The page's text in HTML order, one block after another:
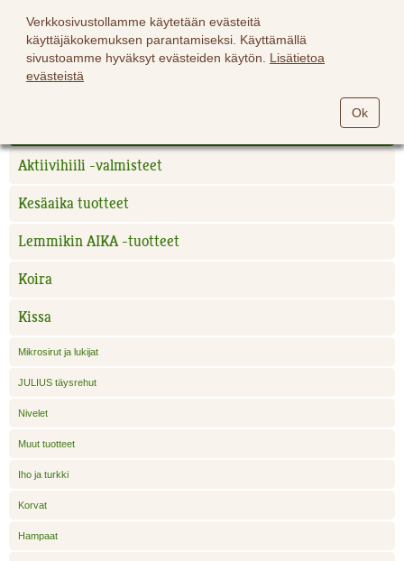
Verkkosivustollamme käytetään evästeitä
käyttäjäkokemuksen parantamiseksi. Käyttämällä
sivustoamme hyväksyt evästeiden käytön. Lisätietoa
evästeistä
Ok
Aktiivihiili -valmisteet
Kesäaika tuotteet
Lemmikin AIKA -tuotteet
Koira
Kissa
Mikrosirut ja lukijat
JULIUS täysrehut
Nivelet
Muut tuotteet
Iho ja turkki
Korvat
Hampaat